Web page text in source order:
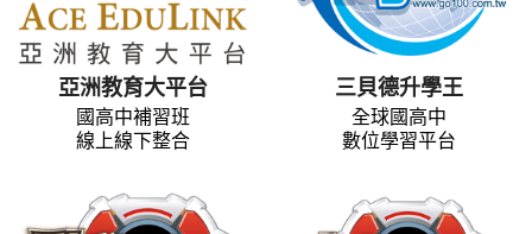
亞洲教育大平台
國高中補習班
線上線下整合
三貝德升學王
全球國高中
數位學習平台